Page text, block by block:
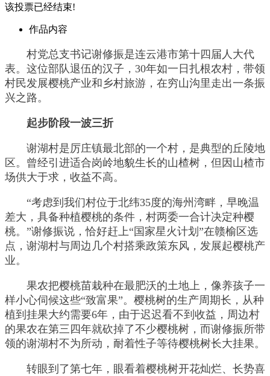
该投票已经结束!
作品内容
村党总支书记谢修振是连云港市第十四届人大代
表。这位部队退伍的汉子，30年如一日扎根农村，带领
村民发展樱桃产业和乡村旅游，在穷山沟里走出一条振
兴之路。
起步阶段一波三折
谢湖村是厉庄镇最北部的一个村，是典型的丘陵地
区。曾经引进适合岗岭地貌生长的山楂树，但因山楂市
场供大于求，收益不高。
“考虑到我们村位于北纬35度的海州湾畔，早晚温
差大，具备种植樱桃的条件，村两委一合计决定种樱
桃。”谢修振说，恰好赶上“国家星火计划”在赣榆区选
点，谢湖村与周边几个村搭乘政策东风，发展起樱桃产
业。
果农把樱桃苗栽种在最肥沃的土地上，像养孩子一
样小心伺候这些“致富果”。樱桃树的生产周期长，从种
植到挂果大约需要6年，由于迟迟看不到收益，周边村
的果农在第三四年就砍掉了不少樱桃树，而谢修振所带
领的谢湖村不为所动，耐着性子等待樱桃树长大挂果。
转眼到了第七年，眼看着樱桃树开花灿烂、长势喜